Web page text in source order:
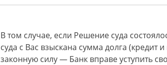
В том случае, если Решение суда
суда с Вас взыскана сумма долга (кредит
законную силу — Банк вправе уступить